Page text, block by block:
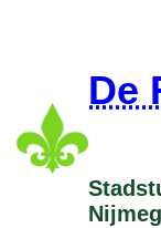
De